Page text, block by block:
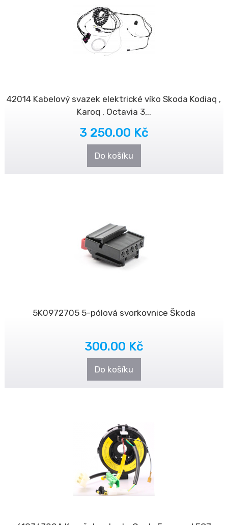
42014 Kabelový svazek elektrické víko Skoda Kodiaq ,
Karoq , Octavia 3,..
3 250.00 Kč
Do košíku
5K0972705 5-pólová svorkovnice Škoda
300.00 Kč
Do košíku